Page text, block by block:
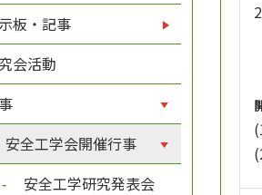
板・記事
会活動
安全工学会開催行事
安全工学研究発表会